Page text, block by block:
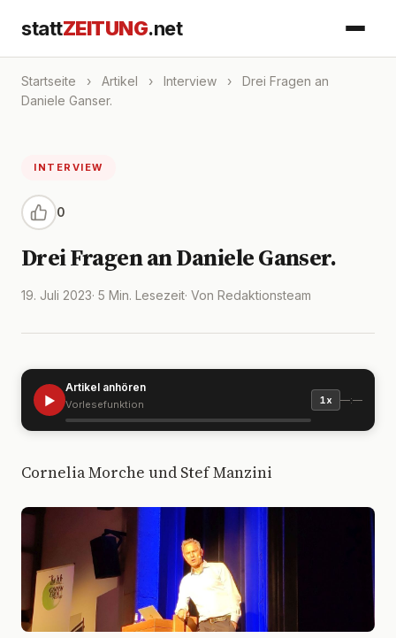
stattZEITUNG.net
Startseite › Artikel › Interview ›
Drei Fragen an
Daniele Ganser.
INTERVIEW
0
Drei Fragen an Daniele Ganser.
19. Juli 2023· 5 Min. Lesezeit· Von Redaktionsteam
▶
Artikel anhören
Vorlesefunktion 1x —:—
Cornelia Morche und Stef Manzini